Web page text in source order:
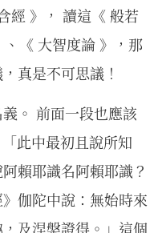
經 》， 讀這《 般若
《 大智度論 》，那
真是不可思議！
。 前面一段也應該
此中最初且說所知
賴耶識名阿賴耶識？
伽陀中說：無始時來
及涅槃證得。」這個